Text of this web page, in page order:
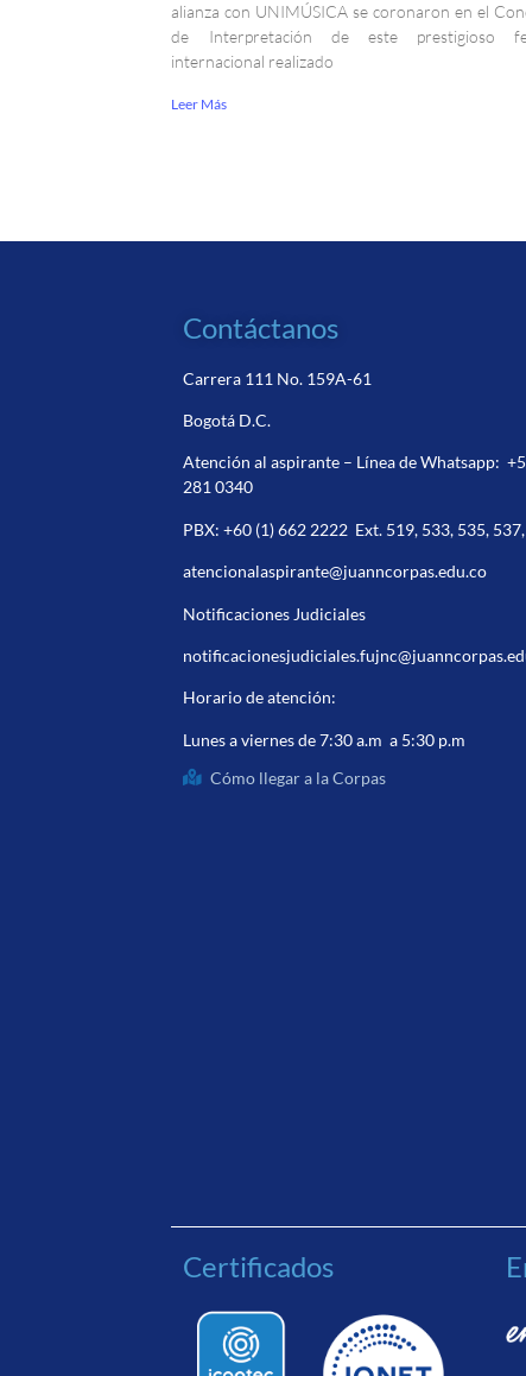
alianza con UNIMÚSICA se coronaron en el
de Interpretación de este prestigioso
internacional realizado
Leer Más
Contáctanos
Carrera 111 No. 159A-61
Bogotá D.C.
Atención al aspirante – Línea de Whatsapp:
281 0340
PBX:+60 (1) 662 2222 Ext. 519, 533, 535,
atencionalaspirante@juanncorpas.edu.co
Notificaciones Judiciales
Horario de atención:
Lunes a viernes de 7:30 a.m a 5:30 p.m
Cómo llegar a la Corpas
Certificados